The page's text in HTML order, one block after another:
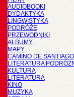
AUDIOBOOKI
DYDAKTYKA
LINGWISTYKA
PODRÓŻE
PRZEWODNIKI
ALBUMY
MAPY
CAMINO DE SANTIAGO
LITERATURA
KULTURA
LITERATURA
KINO
MUZYKA